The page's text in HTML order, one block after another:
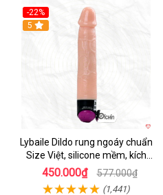
-22%
Hot
5
Lybaile Dildo rung ngoáy chuẩn
Size Việt, silicone mềm, kích
thích mạnh
450.000₫ 577.000₫
(1,441)